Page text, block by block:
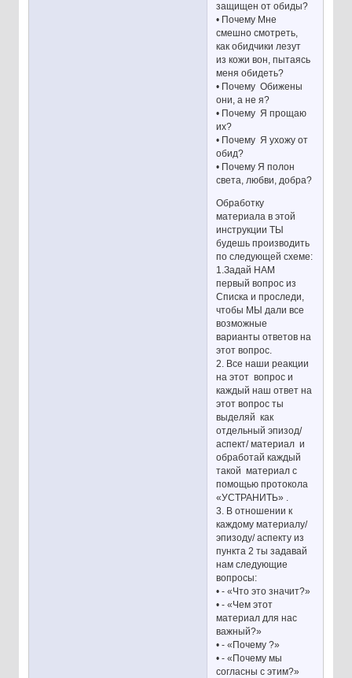
защищен от обиды?
• Почему Мне
смешно смотреть,
как обидчики лезут
из кожи вон, пытаясь
меня обидеть?
• Почему Обижены
они, а не я?
• Почему Я прощаю
их?
• Почему Я ухожу от
обид?
• Почему Я полон
света, любви, добра?
Обработку
материала в этой
инструкции ТЫ
будешь производить
по следующей схеме:
1.Задай НАМ
первый вопрос из
Списка и проследи,
чтобы МЫ дали все
возможные
варианты ответов на
этот вопрос.
2. Все наши реакции
на этот вопрос и
каждый наш ответ на
этот вопрос ты
выделяй как
отдельный эпизод/
аспект/ материал и
обработай каждый
такой материал с
помощью протокола
«УСТРАНИТЬ» .
3. В отношении к
каждому материалу/
эпизоду/ аспекту из
пункта 2 ты задавай
нам следующие
вопросы:
• - «Что это значит?»
• - «Чем этот
материал для нас
важный?»
• - «Почему ?»
• - «Почему мы
согласны с этим?»